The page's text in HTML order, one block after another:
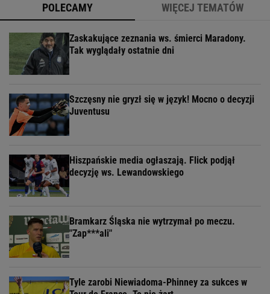
POLECAMY WIĘCEJ TEMATÓW
Zaskakujące zeznania ws. śmierci Maradony.
Tak wyglądały ostatnie dni
Szczęsny nie gryzł się w język! Mocno o decyzji
Juventusu
Hiszpańskie media ogłaszają. Flick podjął
decyzję ws. Lewandowskiego
Bramkarz Śląska nie wytrzymał po meczu.
"Zap***ali"
Tyle zarobi Niewiadoma-Phinney za sukces w